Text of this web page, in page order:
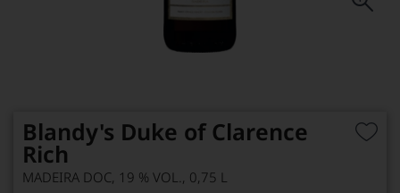
Blandy's Duke of Clarence
Rich
MADEIRA DOC, 19 % VOL., 0,75 L